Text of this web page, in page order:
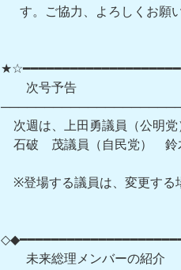
す。ご協力、よろしくお願
次号予告
次週は、上田勇議員（公明党
石破　茂議員（自民党）　鈴
※登場する議員は、変更する
未来総理メンバーの紹介